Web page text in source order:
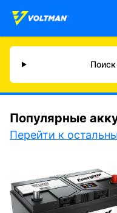
Популярные
Перейти к